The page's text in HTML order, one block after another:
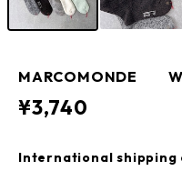
MARCOMONDE
¥3,740
International shipping